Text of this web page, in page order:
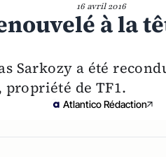
16 avril 2016
à la
Sarkozy a été
de TF1.
Atlantico Rédaction